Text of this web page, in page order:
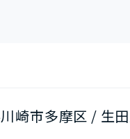
崎市多摩区 / 生